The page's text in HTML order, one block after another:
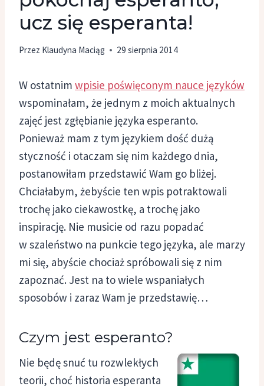
ucz się esperanta!
Przez Klaudyna Maciąg 29 sierpnia 2014
W ostatnim wpisie poświęconym nauce języków
wspominałam, że jednym z moich aktualnych
zajęć jest zgłębianie języka esperanto.
Ponieważ mam z tym językiem dość dużą
styczność i otaczam się nim każdego dnia,
postanowiłam przedstawić Wam go bliżej.
Chciałabym, żebyście ten wpis potraktowali
trochę jako ciekawostkę, a trochę jako
inspirację. Nie musicie od razu popadać
w szaleństwo na punkcie tego języka, ale marzy
mi się, abyście chociaż spróbowali się z nim
zapoznać. Jest na to wiele wspaniałych
sposobów i zaraz Wam je przedstawię…
Czym jest esperanto?
Nie będę snuć tu rozwlekłych
teorii, choć historia esperanta